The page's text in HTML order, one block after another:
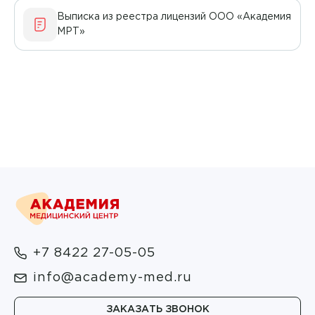
Выписка из реестра лицензий ООО «Академия
МРТ»
+7 8422 27-05-05
info@academy-med.ru
ЗАКАЗАТЬ ЗВОНОК
Апарян Тереза Седраковна
Бахтина Людмила Анатольевна
Биркова Юлия Михайловна
Академия на Шолмова Лаборатория
Академия на Юго-Западной
Детская неврология
Детская офтальмология
Кардиология
Колопроктология
Компьютерная томография
Лабораторная диагностика